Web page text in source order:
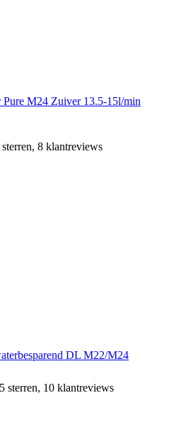
Pure M24 Zuiver 13.5-15l/min
8 klantreviews
DL M22/M24
sterren, 10 klantreviews